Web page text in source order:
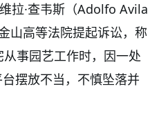
拉·查韦斯（Adolfo Avila
山高等法院提起诉讼，称
事园艺工作时，因一处
摆放不当，不慎坠落并